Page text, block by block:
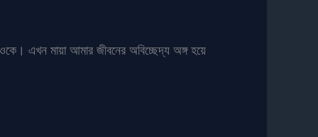
এখন মায়া আমার জীবনের অবিচ্ছেদ্য অঙ্গ হয়ে